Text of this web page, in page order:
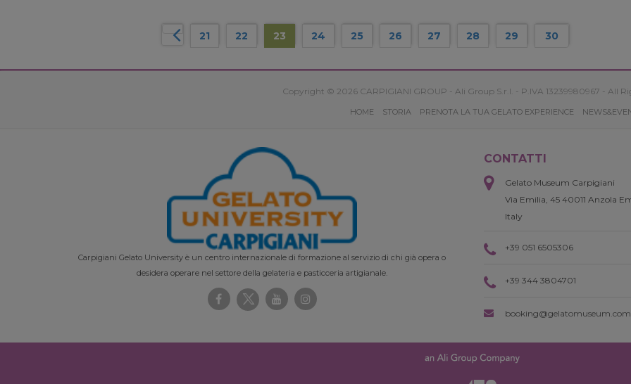
21 22 23 24 25 26 27 28 29 30
Copyright © 2026 CARPIGIANI GROUP - Ali Group S.r.l. - P.IVA 13239980967 - All
HOME STORIA PRENOTA LA TUA GELATO EXPERIENCE
Carpigiani Gelato University è un centro internazionale di formazione al servizio di chi già opera o
desidera operare nel settore della gelateria e pasticceria artigianale.
CONTATTI
Gelato Museum Carpigiani
Via Emilia, 45 40011 Anzola
Italy
+39 051 6505306
+39 344 3804701
booking@gelatomuseum.com